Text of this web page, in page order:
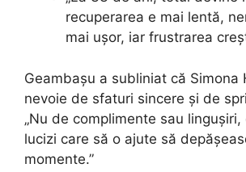
recuperarea e mai lentă,
mai ușor, iar frustrarea
Geambașu a subliniat că Simona
nevoie de sfaturi sincere și de
„Nu de complimente sau
lucizi care să o ajute să
momente.”